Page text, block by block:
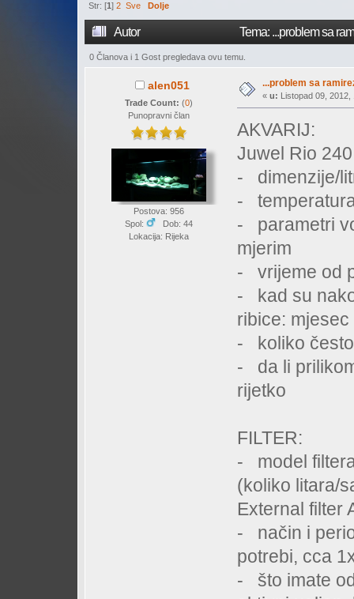
Str: [1]2 Sve Dolje
Autor Tema: ...problem sa
0 Članova i 1 Gost pregledava ovu temu.
alen051
Trade Count: (0)
Punopravni član
Postova: 956
Spol:
Dob: 44
Lokacija: Rijeka
...problem sa
« u: Listopad 09, 2012,
AKVARIJ:
Juwel Rio 240
- dimenzije/
-
- parametri
mjerim
- vrijeme od
- kad su
ribice:
- koliko često
- da li
rijetko
FILTER:
- model
(koliko litara/
External filter
- način i
potrebi, cca
- što imate